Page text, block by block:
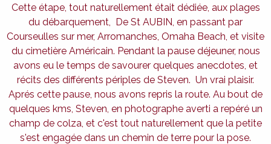
Cette étape, tout naturellement était dédiée, aux plages
du débarquement, De St AUBIN, en passant par
Courseulles sur mer, Arromanches, Omaha Beach, et visite
du cimetière Américain. Pendant la pause déjeuner, nous
avons eu le temps de savourer quelques anecdotes, et
récits des différents périples de Steven. Un vrai plaisir.
Aprés cette pause, nous avons repris la route. Au bout de
quelques kms, Steven, en photographe averti a repéré un
champ de colza, et c'est tout naturellement que la petite
s'est engagée dans un chemin de terre pour la pose.